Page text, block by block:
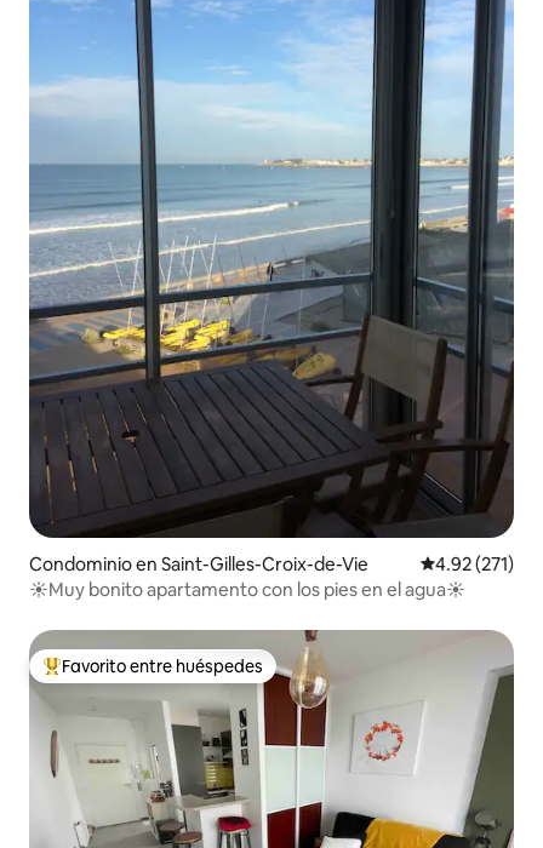
Condominio en Saint-Gilles-Croix-de-Vie Calificación
4.92 (271)
☀️Muy bonito apartamento con los pies en el agua☀️
De los mejores en Favorito entre huéspedes
Favorito entre huéspedes